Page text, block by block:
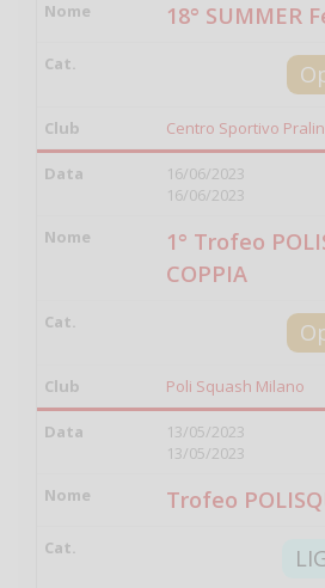
18° SUMMER
Centro Sportivo
16/06/2023
16/06/2023
1° Trofeo
COPPIA
Poli Squash Milano
13/05/2023
13/05/2023
Trofeo